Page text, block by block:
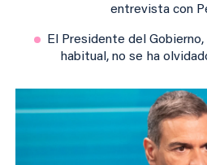
entrevista con
El Presidente del
habitual, no se ha